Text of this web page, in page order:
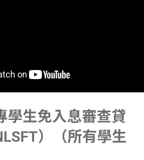
學生免入息審查貸
）（所有學生